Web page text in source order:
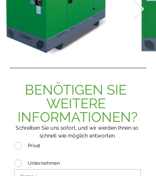
BENÖTIGEN SIE
WEITERE
INFORMATIONEN?
Schreiben Sie uns sofort, und wir werden Ihnen so
schnell wie möglich antworten.
Privat
Unternehmen